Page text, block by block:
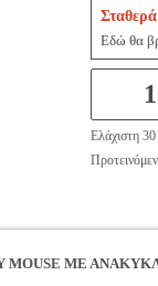
Εδώ θα
Ελάχιστη
MOUSE ΜΕ